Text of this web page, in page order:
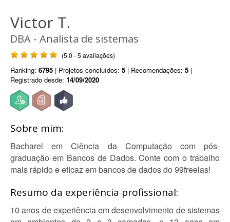
Victor T.
DBA - Analista de sistemas
(5.0 - 5 avaliações)
Ranking: 6795 | Projetos concluídos: 5 | Recomendações: 5 |
Registrado desde: 14/09/2020
Sobre mim:
Bacharel em Ciência da Computação com pós-
graduação em Bancos de Dados. Conte com o trabalho
mais rápido e eficaz em bancos de dados do 99freelas!
Resumo da experiência profissional:
10 anos de experiência em desenvolvimento de sistemas